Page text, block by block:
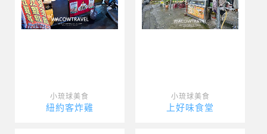
小琉球美食
紐約客炸雞
小琉球美食
上好味食堂